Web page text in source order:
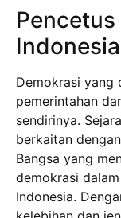
Indonesia
Demokrasi yang
pemerintahan
sendirinya.
berkaitan
Bangsa yang
demokrasi
Indonesia.